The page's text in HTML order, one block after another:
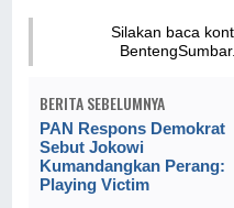
Silakan baca
BERITA SEBELUMNYA
PAN Respons Demokrat
Sebut Jokowi
Kumandangkan Perang:
Playing Victim